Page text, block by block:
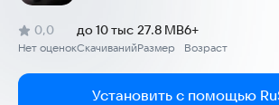
Рейтинг:
0,0
(
Нет оценок
)
Скачиваний
до 10 тыс
Размер
27.8 MB
Возраст
6+
Установить с помощью